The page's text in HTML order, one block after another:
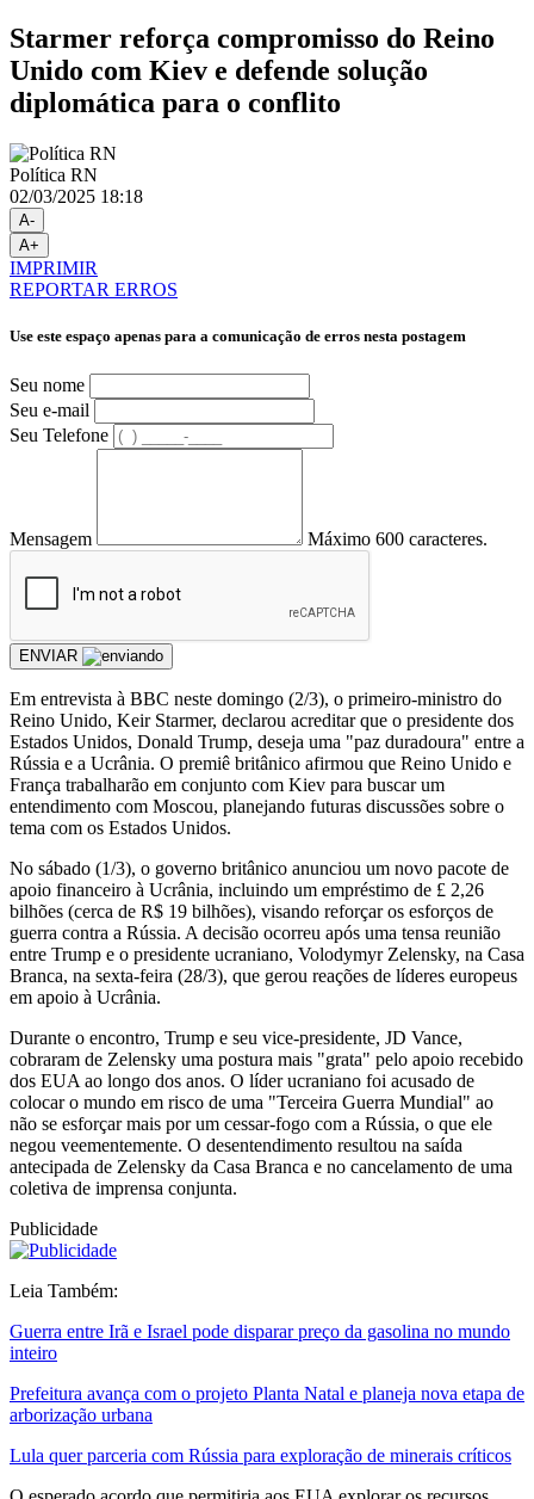
Starmer reforça compromisso do Reino
Unido com Kiev e defende solução
diplomática para o conflito
Política RN
02/03/2025 18:18
A-
A+
IMPRIMIR
REPORTAR ERROS
Use este espaço apenas para a comunicação de erros nesta postagem
Seu nome
Seu e-mail
Seu Telefone
Mensagem Máximo 600 caracteres.
ENVIAR
Em entrevista à BBC neste domingo (2/3), o primeiro-ministro do
Reino Unido, Keir Starmer, declarou acreditar que o presidente dos
Estados Unidos, Donald Trump, deseja uma "paz duradoura" entre a
Rússia e a Ucrânia. O premiê britânico afirmou que Reino Unido e
França trabalharão em conjunto com Kiev para buscar um
entendimento com Moscou, planejando futuras discussões sobre o
tema com os Estados Unidos.
No sábado (1/3), o governo britânico anunciou um novo pacote de
apoio financeiro à Ucrânia, incluindo um empréstimo de £ 2,26
bilhões (cerca de R$ 19 bilhões), visando reforçar os esforços de
guerra contra a Rússia. A decisão ocorreu após uma tensa reunião
entre Trump e o presidente ucraniano, Volodymyr Zelensky, na Casa
Branca, na sexta-feira (28/3), que gerou reações de líderes europeus
em apoio à Ucrânia.
Durante o encontro, Trump e seu vice-presidente, JD Vance,
cobraram de Zelensky uma postura mais "grata" pelo apoio recebido
dos EUA ao longo dos anos. O líder ucraniano foi acusado de
colocar o mundo em risco de uma "Terceira Guerra Mundial" ao
não se esforçar mais por um cessar-fogo com a Rússia, o que ele
negou veementemente. O desentendimento resultou na saída
antecipada de Zelensky da Casa Branca e no cancelamento de uma
coletiva de imprensa conjunta.
Publicidade
Leia Também:
Guerra entre Irã e Israel pode disparar preço da gasolina no mundo
inteiro
Prefeitura avança com o projeto Planta Natal e planeja nova etapa de
arborização urbana
Lula quer parceria com Rússia para exploração de minerais críticos